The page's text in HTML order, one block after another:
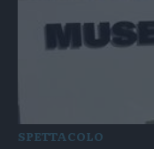
SPETTACOLO